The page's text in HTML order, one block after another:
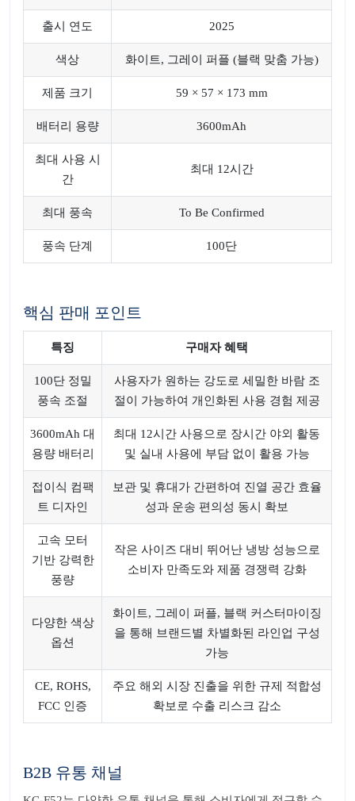
출시 연도 2025
색상 화이트, 그레이 퍼플 (블랙 맞춤 가능)
제품 크기 59 × 57 × 173 mm
배터리 용량 3600mAh
최대 사용 시
간
최대 12시간
최대 풍속 To Be Confirmed
풍속 단계 100단
핵심 판매 포인트
특징 구매자 혜택
100단 정밀
풍속 조절
사용자가 원하는 강도로 세밀한 바람 조
절이 가능하여 개인화된 사용 경험 제공
3600mAh 대
용량 배터리
최대 12시간 사용으로 장시간 야외 활동
및 실내 사용에 부담 없이 활용 가능
접이식 컴팩
트 디자인
보관 및 휴대가 간편하여 진열 공간 효율
성과 운송 편의성 동시 확보
고속 모터
기반 강력한
풍량
작은 사이즈 대비 뛰어난 냉방 성능으로
소비자 만족도와 제품 경쟁력 강화
다양한 색상
옵션
화이트, 그레이 퍼플, 블랙 커스터마이징
을 통해 브랜드별 차별화된 라인업 구성
가능
CE, ROHS,
FCC 인증
주요 해외 시장 진출을 위한 규제 적합성
확보로 수출 리스크 감소
B2B 유통 채널